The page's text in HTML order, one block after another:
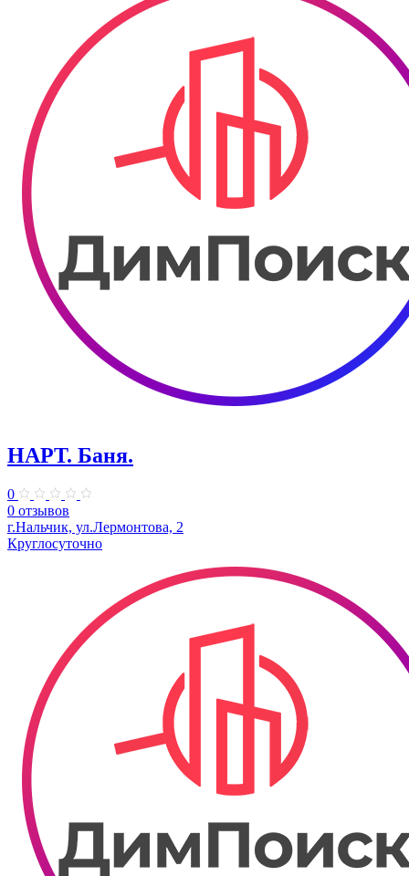
НАРТ. Баня.
0
0 отзывов
г.Нальчик, ул.Лермонтова, 2
Круглосуточно